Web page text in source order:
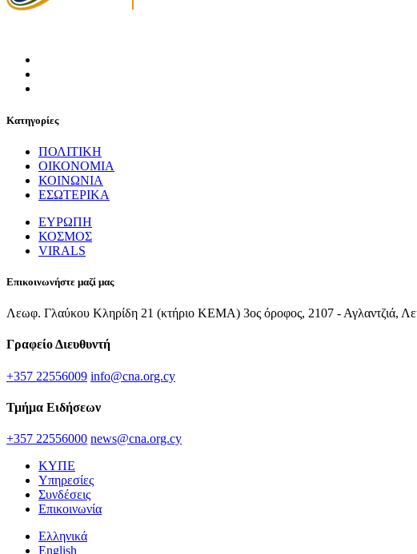
Κατηγορίες
ΠΟΛΙΤΙΚΗ
ΟΙΚΟΝΟΜΙΑ
ΚΟΙΝΩΝΙΑ
ΕΣΩΤΕΡΙΚΑ
ΕΥΡΩΠΗ
ΚΟΣΜΟΣ
VIRALS
Επικοινωνήστε μαζί μας
Λεωφ. Γλαύκου Κληρίδη 21 (κτήριο ΚΕΜΑ) 3ος όροφος, 2107 - Αγλαντζιά,
Γραφείο Διευθυντή
+357 22556009 info@cna.org.cy
Τμήμα Ειδήσεων
+357 22556000 news@cna.org.cy
ΚΥΠΕ
Υπηρεσίες
Συνδέσεις
Επικοινωνία
Ελληνικά
English